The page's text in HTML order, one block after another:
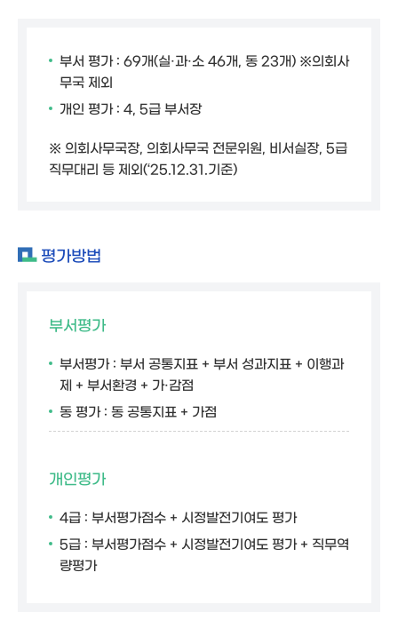
부서 평가 : 69개(실·과·소 46개, 동 23개) ※의회사
무국 제외
개인 평가 : 4, 5급 부서장
※ 의회사무국장, 의회사무국 전문위원, 비서실장, 5급
직무대리 등 제외(‘25.12.31.기준)
평가방법
부서평가
부서평가 : 부서 공통지표 + 부서 성과지표 + 이행과
제 + 부서환경 + 가·감점
동 평가 : 동 공통지표 + 가점
개인평가
4급 : 부서평가점수 + 시정발전기여도 평가
5급 : 부서평가점수 + 시정발전기여도 평가 + 직무역
량평가